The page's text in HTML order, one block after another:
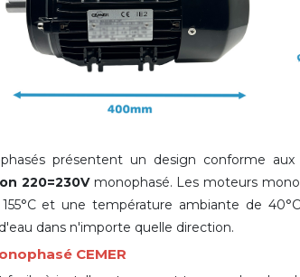
présentent un design conforme
220=230Vmonophasé. Les moteurs
et une température ambiante de
dans n'importe quelle direction.
CEMER